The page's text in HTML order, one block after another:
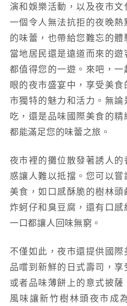
演和娛樂活動，以及夜市
一個令人無法抗拒的夜晚熱
的味蕾，也帶給您難忘的
當地居民還是遠道而來的
都值得您的一遊。來吧，一
眼的夜市盛宴中，享受美
市獨特的魅力和活力。無
吃，還是品味國際美食的
都能滿足您的味蕾之旅。
夜市裡的攤位散發著誘人
惑讓人難以抵擋。您可以
美食，如口感酥脆的樹林
炸蚵仔和臭豆腐，還有口
一口都讓人回味無窮。
不僅如此，夜市還提供國際
品嚐到新鮮的日式壽司，享
或者品味薄餅上的意式披
風味讓新竹樹林頭夜市成